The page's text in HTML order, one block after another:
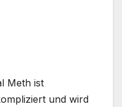
Meth ist
und wird